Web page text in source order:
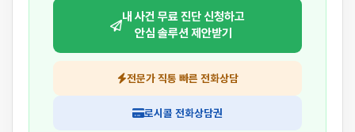
내 사건 무료 진단 신청하고
안심 솔루션 제안받기
전문가 직통 빠른 전화상담
로시콜 전화상담권